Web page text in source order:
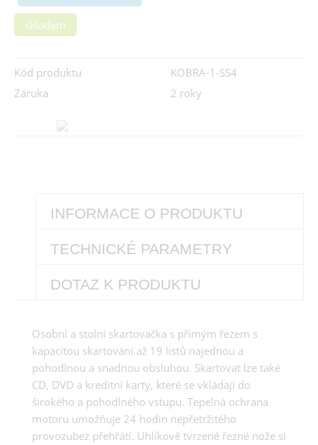
skladem
Kód produktu
KOBRA-1-SS4
Záruka
2 roky
INFORMACE O PRODUKTU
TECHNICKÉ PARAMETRY
DOTAZ K PRODUKTU
Osobní a stolní skartovačka s přímým řezem s
kapacitou skartování až 19 listů najednou a
pohodlnou a snadnou obsluhou. Skartovat lze také
CD, DVD a kreditní karty, které se vkládají do
širokého a pohodlného vstupu. Tepelná ochrana
motoru umožňuje 24 hodin nepřetržitého
provozubez přehřátí. Uhlíkově tvrzené řezné nože si